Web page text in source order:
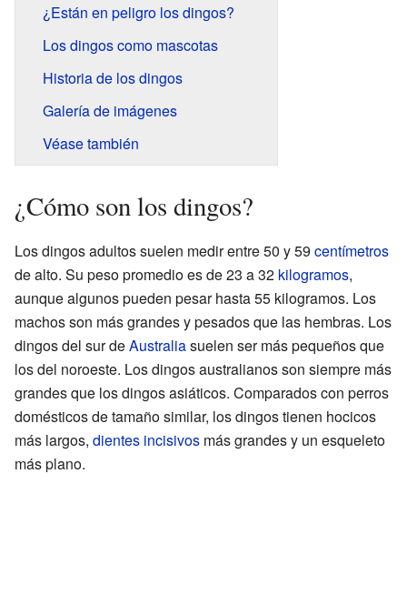
¿Están en peligro los dingos?
Los dingos como mascotas
Historia de los dingos
Galería de imágenes
Véase también
¿Cómo son los dingos?
Los dingos adultos suelen medir entre 50 y 59 centímetros
de alto. Su peso promedio es de 23 a 32 kilogramos,
aunque algunos pueden pesar hasta 55 kilogramos. Los
machos son más grandes y pesados que las hembras. Los
dingos del sur deAustraliasuelen ser más pequeños que
los del noroeste. Los dingos australianos son siempre más
grandes que los dingos asiáticos. Comparados con perros
domésticos de tamaño similar, los dingos tienen hocicos
más largos, dientes incisivos más grandes y un esqueleto
más plano.